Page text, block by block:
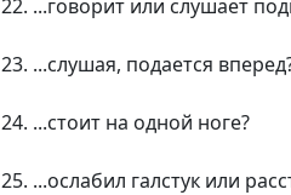
22. ...говорит или слушает
23. ...слушая, подается
24. ...стоит на одной ноге?
25. ...ослабил галстук или